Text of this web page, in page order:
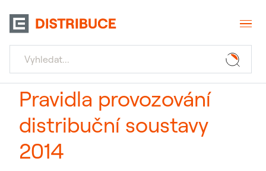
Pravidla provozování
distribuční soustavy
2014